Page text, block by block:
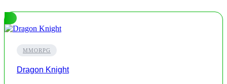
MMORPG
Dragon Knight